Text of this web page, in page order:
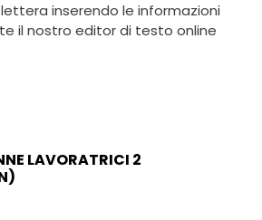
inserendo le informazioni
il nostro editor di testo online
LAVORATRICI 2